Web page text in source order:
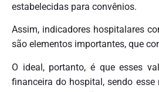
estabelecidas para convênios.
Assim, indicadores hospitalares
são elementos importantes, que
O ideal, portanto, é que esses
financeira do hospital, sendo